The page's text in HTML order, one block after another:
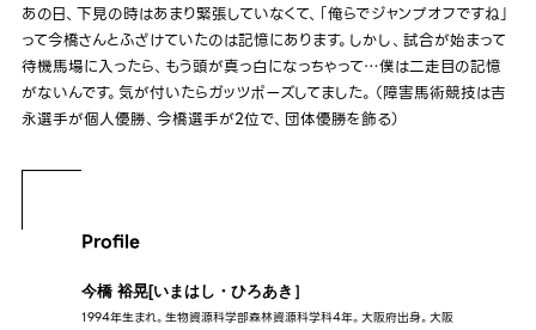
あの日、下見の時はあまり緊張していなくて、「俺らでジャンプオフですね」
って今橋さんとふざけていたのは記憶にあります。しかし、試合が始まって
待機馬場に入ったら、もう頭が真っ白になっちゃって…僕は二走目の記憶
がないんです。気が付いたらガッツポーズしてました。（障害馬術競技は吉
永選手が個人優勝、今橋選手が2位で、団体優勝を飾る）
Profile
今橋 裕晃[いまはし・ひろあき］
1994年生まれ。生物資源科学部森林資源科学科4年。大阪府出身。大阪